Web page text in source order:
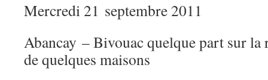
Mercredi 21 septembre 2011
Abancay – Bivouac quelque part sur la
de quelques maisons